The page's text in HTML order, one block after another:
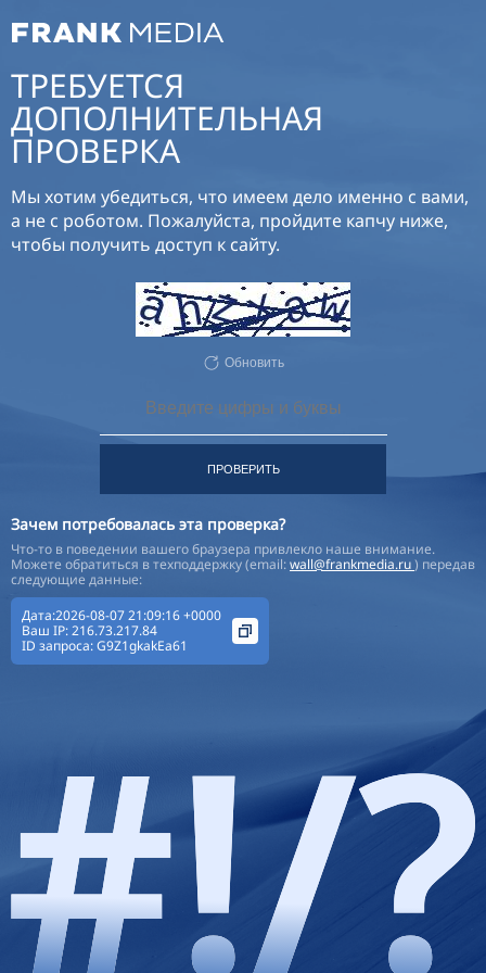
ТРЕБУЕТСЯ
ДОПОЛНИТЕЛЬНАЯ
ПРОВЕРКА
Мы хотим убедиться, что имеем дело именно с вами,
а не с роботом. Пожалуйста, пройдите капчу ниже,
чтобы получить доступ к сайту.
Обновить
ПРОВЕРИТЬ
Зачем потребовалась эта проверка?
Что-то в поведении вашего браузера привлекло наше внимание.
Можете обратиться в техподдержку (email:wall@frankmedia.ru) передав
следующие данные:
Дата:2026-08-07 21:09:16 +0000
Ваш IP:216.73.217.84
ID запроса:G9Z1gkakEa61